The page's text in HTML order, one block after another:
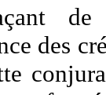
des